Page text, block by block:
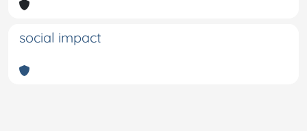
social impact